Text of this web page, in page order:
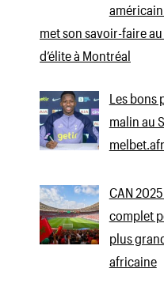
met son savoir-faire
d’élite à Montréal
Les bons
malin au
CAN
complet
plus
africaine